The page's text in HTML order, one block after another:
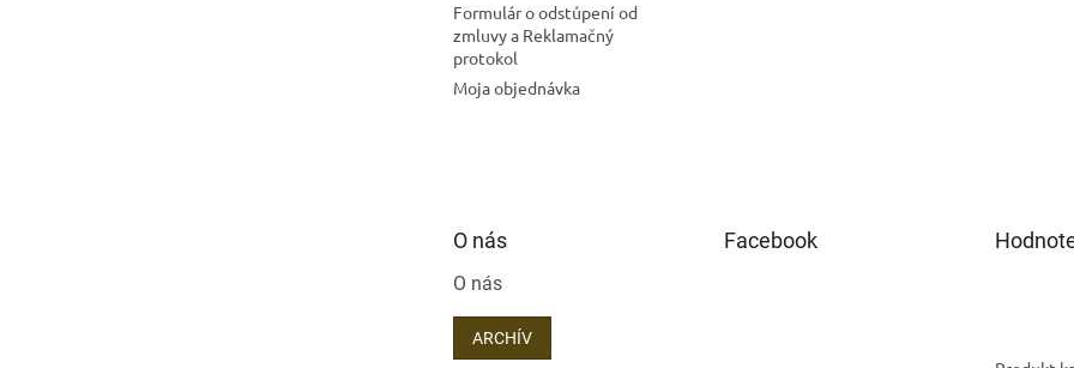
Formulár o odstúpení od
zmluvy a Reklamačný
protokol
Moja objednávka
O nás
O nás
ARCHÍV
Facebook